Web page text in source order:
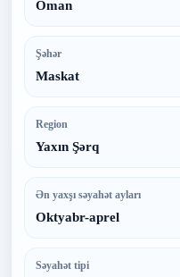
Oman
Şəhər
Maskat
Region
Yaxın Şərq
Ən yaxşı səyahət ayları
Oktyabr-aprel
Səyahət tipi